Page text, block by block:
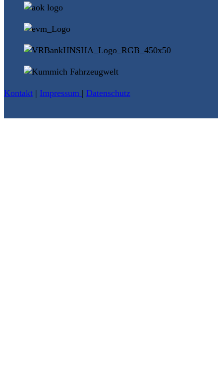
Kontakt | Impressum | Datenschutz